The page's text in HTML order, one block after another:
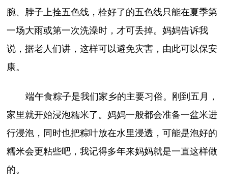
腕、脖子上拴五色线，栓好了的五色线只能在夏季第
一场大雨或第一次洗澡时，才可丢掉。妈妈告诉我
说，据老人们讲，这样可以避免灾害，由此可以保安
康。
端午食粽子是我们家乡的主要习俗。刚到五月，
家里就开始浸泡糯米了。妈妈一般都会准备一盆米进
行浸泡，同时也把粽叶放在水里浸透，可能是泡好的
糯米会更粘些吧，我记得多年来妈妈就是一直这样做
的。